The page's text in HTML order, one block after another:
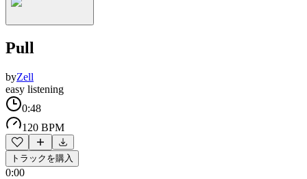
Pull
byZell
easy listening
0:48
120 BPM
トラックを購入
0:00